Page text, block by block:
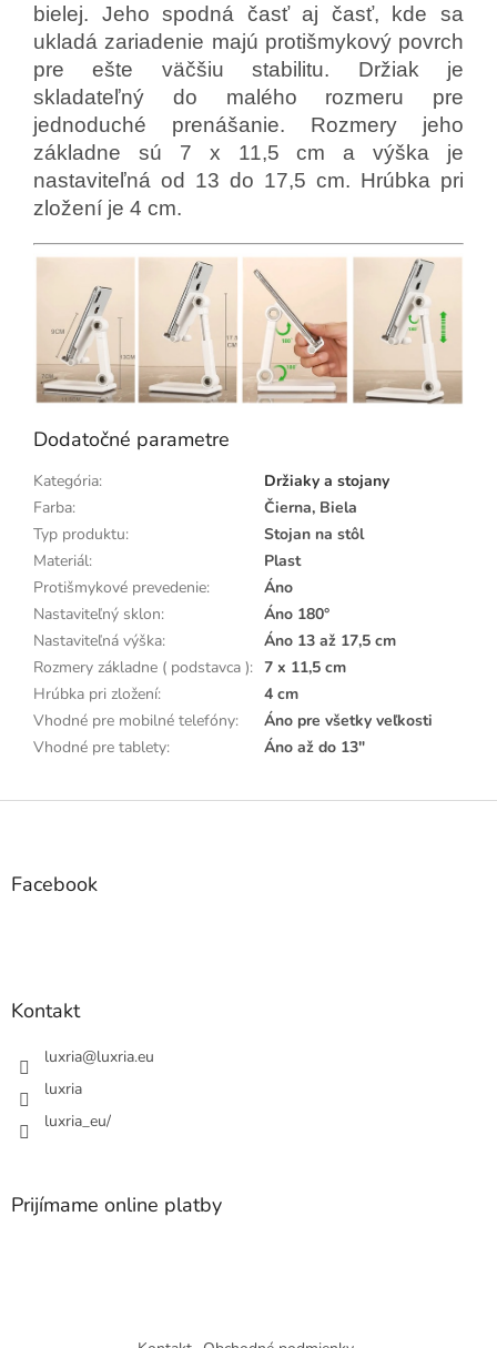
bielej. Jeho spodná časť aj časť, kde sa
ukladá zariadenie majú protišmykový povrch
pre ešte väčšiu stabilitu. Držiak je
skladateľný do malého rozmeru pre
jednoduché prenášanie. Rozmery jeho
základne sú 7 x 11,5 cm a výška je
nastaviteľná od 13 do 17,5 cm. Hrúbka pri
zložení je 4 cm.
Dodatočné parametre
Kategória:
Držiaky a stojany
Farba:
Čierna, Biela
Typ produktu:
Stojan na stôl
Materiál:
Plast
Protišmykové prevedenie:
Áno
Nastaviteľný sklon:
Áno 180°
Nastaviteľná výška:
Áno 13 až 17,5 cm
Rozmery základne ( podstavca ): 7 x 11,5 cm
Hrúbka pri zložení:
4 cm
Vhodné pre mobilné telefóny:
Áno pre všetky veľkosti
Vhodné pre tablety: Áno až do 13"
Z
Facebook
Kontakt
luxria@luxria.eu
luxria
luxria_eu/
Prijímame online platby